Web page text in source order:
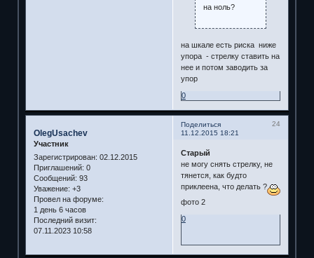
на ноль?
на шкале есть риска ниже
упора - стрелку ставить на
нее и потом заводить за
упор
0
Поделиться
24
11.12.2015 18:21
OlegUsachev
Участник
Зарегистрирован: 02.12.2015
Приглашений: 0
Сообщений: 93
Уважение: +3
Провел на форуме:
1 день 6 часов
Последний визит:
07.11.2023 10:58
Старый
не могу снять стрелку, не
тянется, как будто
приклеена, что делать ?
фото 2
0